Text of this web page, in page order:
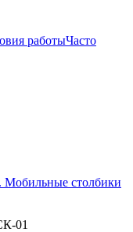
работыЧасто
Мобильные столбики
01